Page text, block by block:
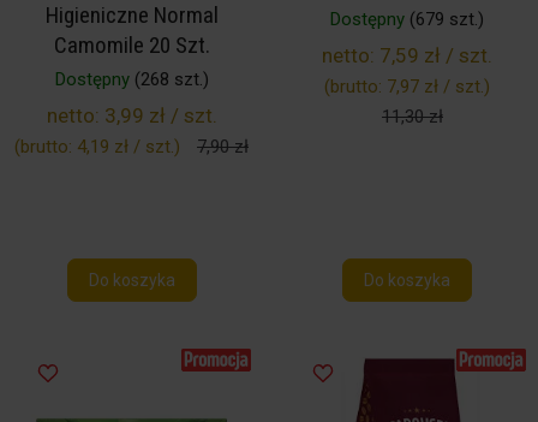
Higieniczne Normal
Camomile 20 Szt.
Dostępny(268 szt.)
netto: 3,99 zł / szt.
(brutto: 4,19 zł / szt.) 7,90 zł
Do koszyka
Dostępny(679 szt.)
netto: 7,59 zł / szt.
(brutto: 7,97 zł / szt.)
11,30 zł
Do koszyka